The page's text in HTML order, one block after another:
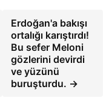
Erdoğan'a bakışı
ortalığı karıştırdı!
Bu sefer Meloni
gözlerini devirdi
ve yüzünü
buruşturdu. →